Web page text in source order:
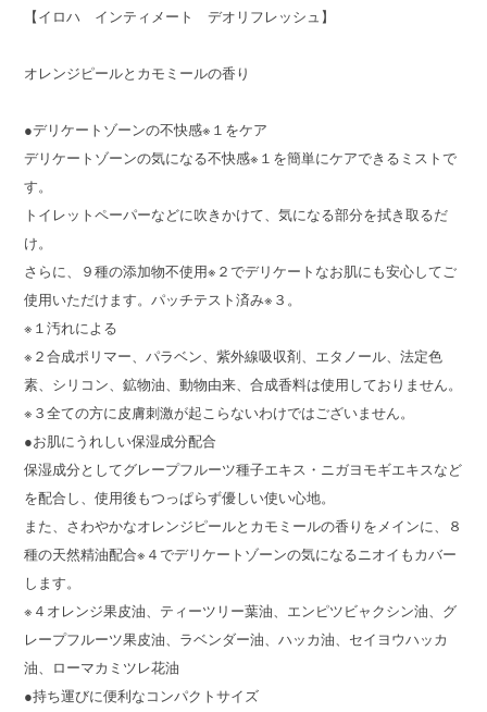
【イロハ インティメート デオリフレッシュ】
オレンジピールとカモミールの香り
●デリケートゾーンの不快感※１をケア
デリケートゾーンの気になる不快感※１を簡単にケアできるミストで
す。
トイレットペーパーなどに吹きかけて、気になる部分を拭き取るだ
け。
さらに、９種の添加物不使用※２でデリケートなお肌にも安心してご
使用いただけます。パッチテスト済み※３。
※１汚れによる
※２合成ポリマー、パラベン、紫外線吸収剤、エタノール、法定色
素、シリコン、鉱物油、動物由来、合成香料は使用しておりません。
※３全ての方に皮膚刺激が起こらないわけではございません。
●お肌にうれしい保湿成分配合
保湿成分としてグレープフルーツ種子エキス・ニガヨモギエキスなど
を配合し、使用後もつっぱらず優しい使い心地。
また、さわやかなオレンジピールとカモミールの香りをメインに、８
種の天然精油配合※４でデリケートゾーンの気になるニオイもカバー
します。
※４オレンジ果皮油、ティーツリー葉油、エンピツビャクシン油、グ
レープフルーツ果皮油、ラベンダー油、ハッカ油、セイヨウハッカ
油、ローマカミツレ花油
●持ち運びに便利なコンパクトサイズ